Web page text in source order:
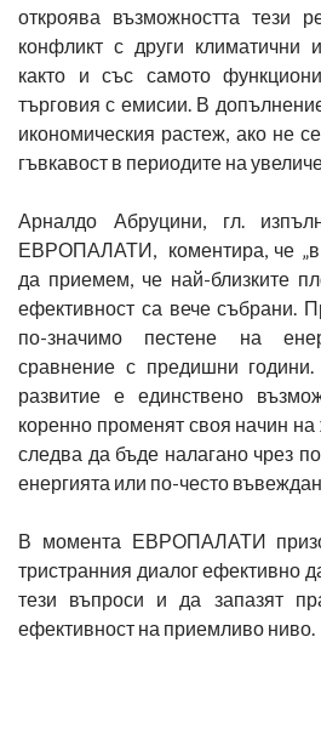
откроява възможността тези
конфликт с други климатични
както и със самото
търговия с емисии. В
икономическия растеж, ако не
гъвкавост в периодите на
Арналдо Абруцини, гл.
ЕВРОПАЛАТИ, коментира, че „в
да приемем, че най-близките
ефективност са вече събрани.
по-значимо пестене на
сравнение с предишни години.
развитие е единствено
коренно променят своя начин
следва да бъде налагано чрез
енергията или по-често
В момента ЕВРОПАЛАТИ
тристранния диалог ефективно
тези въпроси и да запазят
ефективност на приемливо ниво.